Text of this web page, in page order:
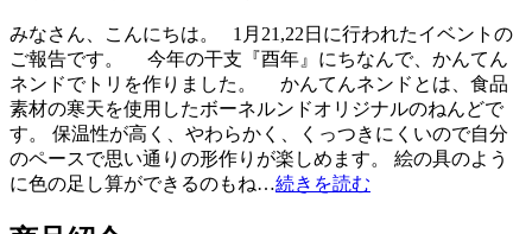
みなさん、こんにちは。 1月21,22日に行われたイベントの
ご報告です。 今年の干支『酉年』にちなんで、かんてん
ネンドでトリを作りました。 かんてんネンドとは、食品
素材の寒天を使用したボーネルンドオリジナルのねんどで
す。 保温性が高く、やわらかく、くっつきにくいので自分
のペースで思い通りの形作りが楽しめます。 絵の具のよう
に色の足し算ができるのもね…続きを読む